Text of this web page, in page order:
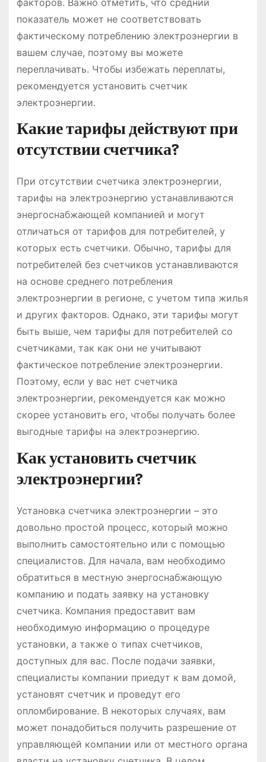
показатель может не соответствовать
фактическому потреблению электроэнергии в
вашем случае, поэтому вы можете
переплачивать. Чтобы избежать переплаты,
рекомендуется установить счетчик
электроэнергии.
Какие тарифы действуют при
отсутствии счетчика?
При отсутствии счетчика электроэнергии,
тарифы на электроэнергию устанавливаются
энергоснабжающей компанией и могут
отличаться от тарифов для потребителей, у
которых есть счетчики. Обычно, тарифы для
потребителей без счетчиков устанавливаются
на основе среднего потребления
электроэнергии в регионе, с учетом типа жилья
и других факторов. Однако, эти тарифы могут
быть выше, чем тарифы для потребителей со
счетчиками, так как они не учитывают
фактическое потребление электроэнергии.
Поэтому, если у вас нет счетчика
электроэнергии, рекомендуется как можно
скорее установить его, чтобы получать более
выгодные тарифы на электроэнергию.
Как установить счетчик
электроэнергии?
Установка счетчика электроэнергии – это
довольно простой процесс, который можно
выполнить самостоятельно или с помощью
специалистов. Для начала, вам необходимо
обратиться в местную энергоснабжающую
компанию и подать заявку на установку
счетчика. Компания предоставит вам
необходимую информацию о процедуре
установки, а также о типах счетчиков,
доступных для вас. После подачи заявки,
специалисты компании приедут к вам домой,
установят счетчик и проведут его
опломбирование. В некоторых случаях, вам
может понадобиться получить разрешение от
управляющей компании или от местного органа